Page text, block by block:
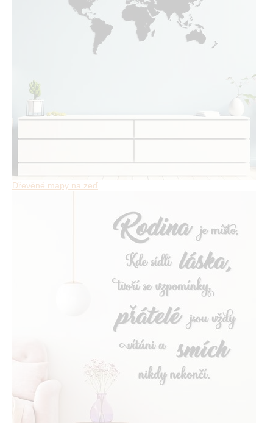
Dřevěné mapy na zeď